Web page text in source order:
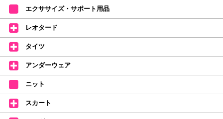
↑ご購入頂いたお客様に、デラロミラノのロゴ入りボールペンをプレゼント
中。
(お一人様1本限りになります)
価格改定のお知らせ
2026年4月1日よりシューズ全般、衣類など商品を値上げしました。
何卒ご理解いただけますようお願い申し上げます
【シューズのフィッティングについて】
全店、ご予約不要です(18:30まで)。タイツ・ソックス・トウパッドを
持参してください。
エクササイズ・サポート用品
レオタード
タイツ
アンダーウェア
ニット
スカート